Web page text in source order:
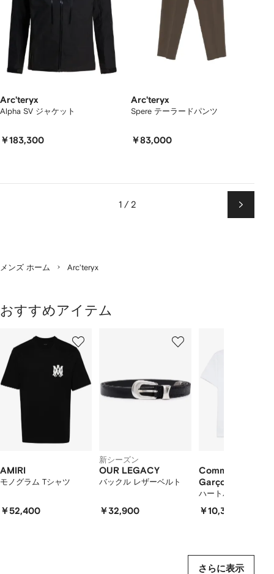
Arc'teryx
Alpha SV ジャケット
￥183,300
Arc'teryx
Spere テーラードパンツ
￥83,000
1 / 2
次
ペ
メンズ ホーム Arc'teryx
おすすめアイテム
AMIRI
モノグラム Tシャツ
￥52,400
新シーズン
OUR LEGACY
バックル レザーベルト
￥32,900
Comme Des
Garçons Play
ハートパッチ Tシャ
￥10,300
さらに表示